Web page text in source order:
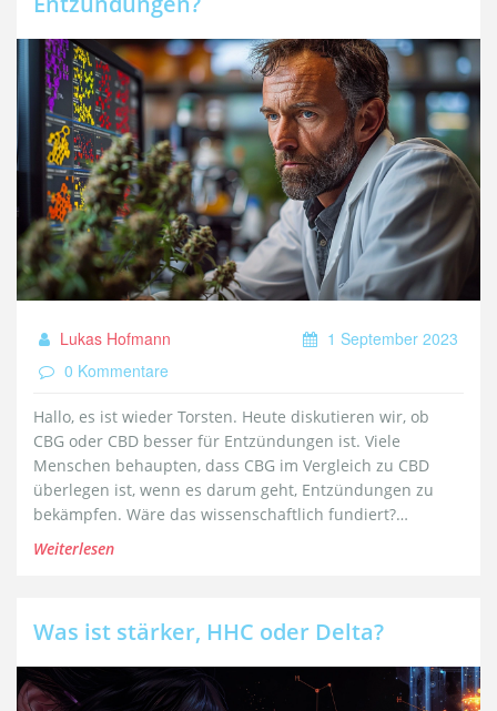
Lukas Hofmann
1 September 2023
0 Kommentare
Hallo, es ist wieder Torsten. Heute diskutieren wir, ob
CBG oder CBD besser für Entzündungen ist. Viele
Menschen behaupten, dass CBG im Vergleich zu CBD
überlegen ist, wenn es darum geht, Entzündungen zu
bekämpfen. Wäre das wissenschaftlich fundiert?
Begleiten Sie mich auf dieser spannenden Reise,
Weiterlesen
Was ist stärker, HHC oder Delta?